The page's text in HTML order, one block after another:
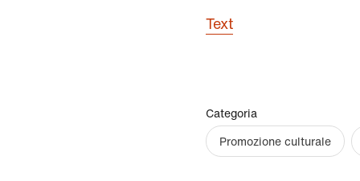
Text
Categoria
Promozione culturale